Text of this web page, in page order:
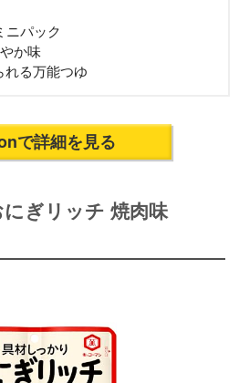
ニパック
か味
れる万能つゆ
で詳細を見る
ぎリッチ 焼肉味